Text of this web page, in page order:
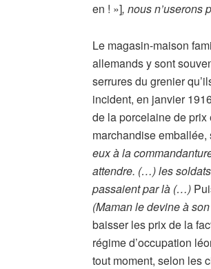
en ! »], nous n’userons
Le magasin-maison
allemands y sont
serrures du grenier
incident, en janvier
de la porcelaine de prix
marchandise
eux à la
attendre. (…) les
passaient par là (…)
(Maman le devine à
baisser les prix de la
régime d’occupation
tout moment, selon les